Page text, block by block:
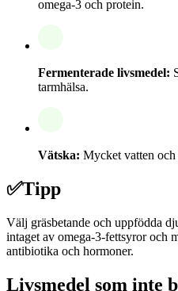
omega-3 och protein.
Fermenterade livsmedel:
tarmhälsa.
Vätska: Mycket vatten
✅Tipp
Välj gräsbetande och uppfödda
intaget av omega-3-fettsyror och
antibiotika och hormoner.
Livsmedel som inte